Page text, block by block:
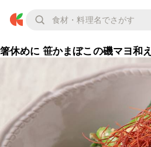
箸休めに 笹かまぼこの磯マヨ和え